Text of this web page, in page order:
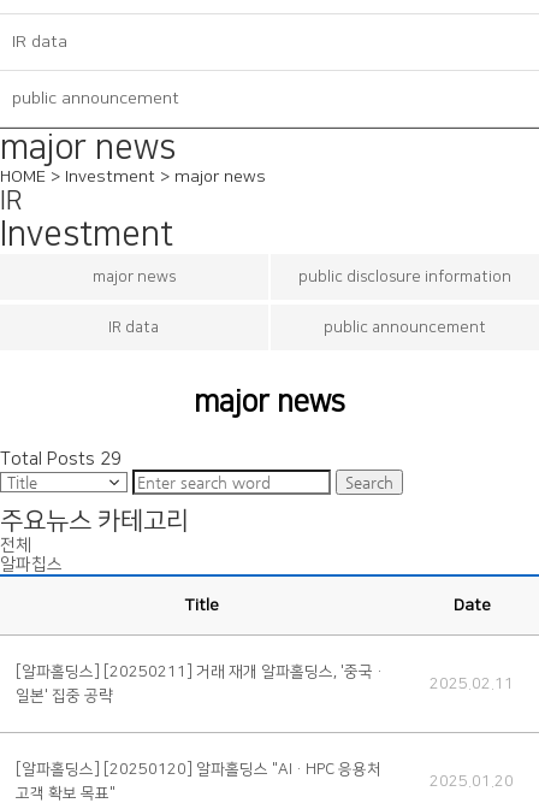
IR data
public announcement
major news
HOME > Investment > major news
IR
Investment
major news public disclosure information
IR data public announcement
major news
Total Posts 29
Search
주요뉴스 카테고리
전체
알파칩스
Title Date
[알파홀딩스]
[20250211] 거래 재개 알파홀딩스, '중국·
일본' 집중 공략
2025.02.11
[알파홀딩스]
[20250120] 알파홀딩스 "AI·HPC 응용처
고객 확보 목표"
2025.01.20